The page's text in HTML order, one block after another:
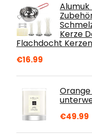
Kerze
Flachdocht
€16.99
€49.99